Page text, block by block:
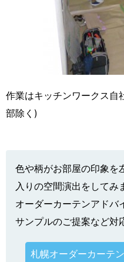
作業はキッチンワークス自
部除く)
色や柄がお部屋の印象を
入りの空間演出をしてみ
オーダーカーテンアドバ
サンプルのご提案など対
札幌オーダーカーテ